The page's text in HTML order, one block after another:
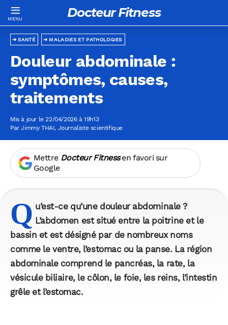
Docteur Fitness
MALADIES ET PATHOLOGIES
SANTÉ
Douleur abdominale :
symptômes, causes,
traitements
Mis à jour le 22/04/2026 à 19h13
ParJimmy THAI, Journaliste scientifique
Mettre Docteur Fitnessen favori sur
Google
Q u’est-ce qu’une douleur abdominale ?
L’abdomen est situé entre la poitrine et le
bassin et est désigné par de nombreux noms
comme le ventre, l’estomac ou la panse. La région
abdominale comprend le pancréas, la rate, la
vésicule biliaire, le côlon, le foie, les reins, l’intestin
grêle et l’estomac.